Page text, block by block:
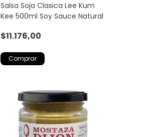
Salsa Soja Clasica Lee Kum
Kee 500ml Soy Sauce Natural
$11.176,00